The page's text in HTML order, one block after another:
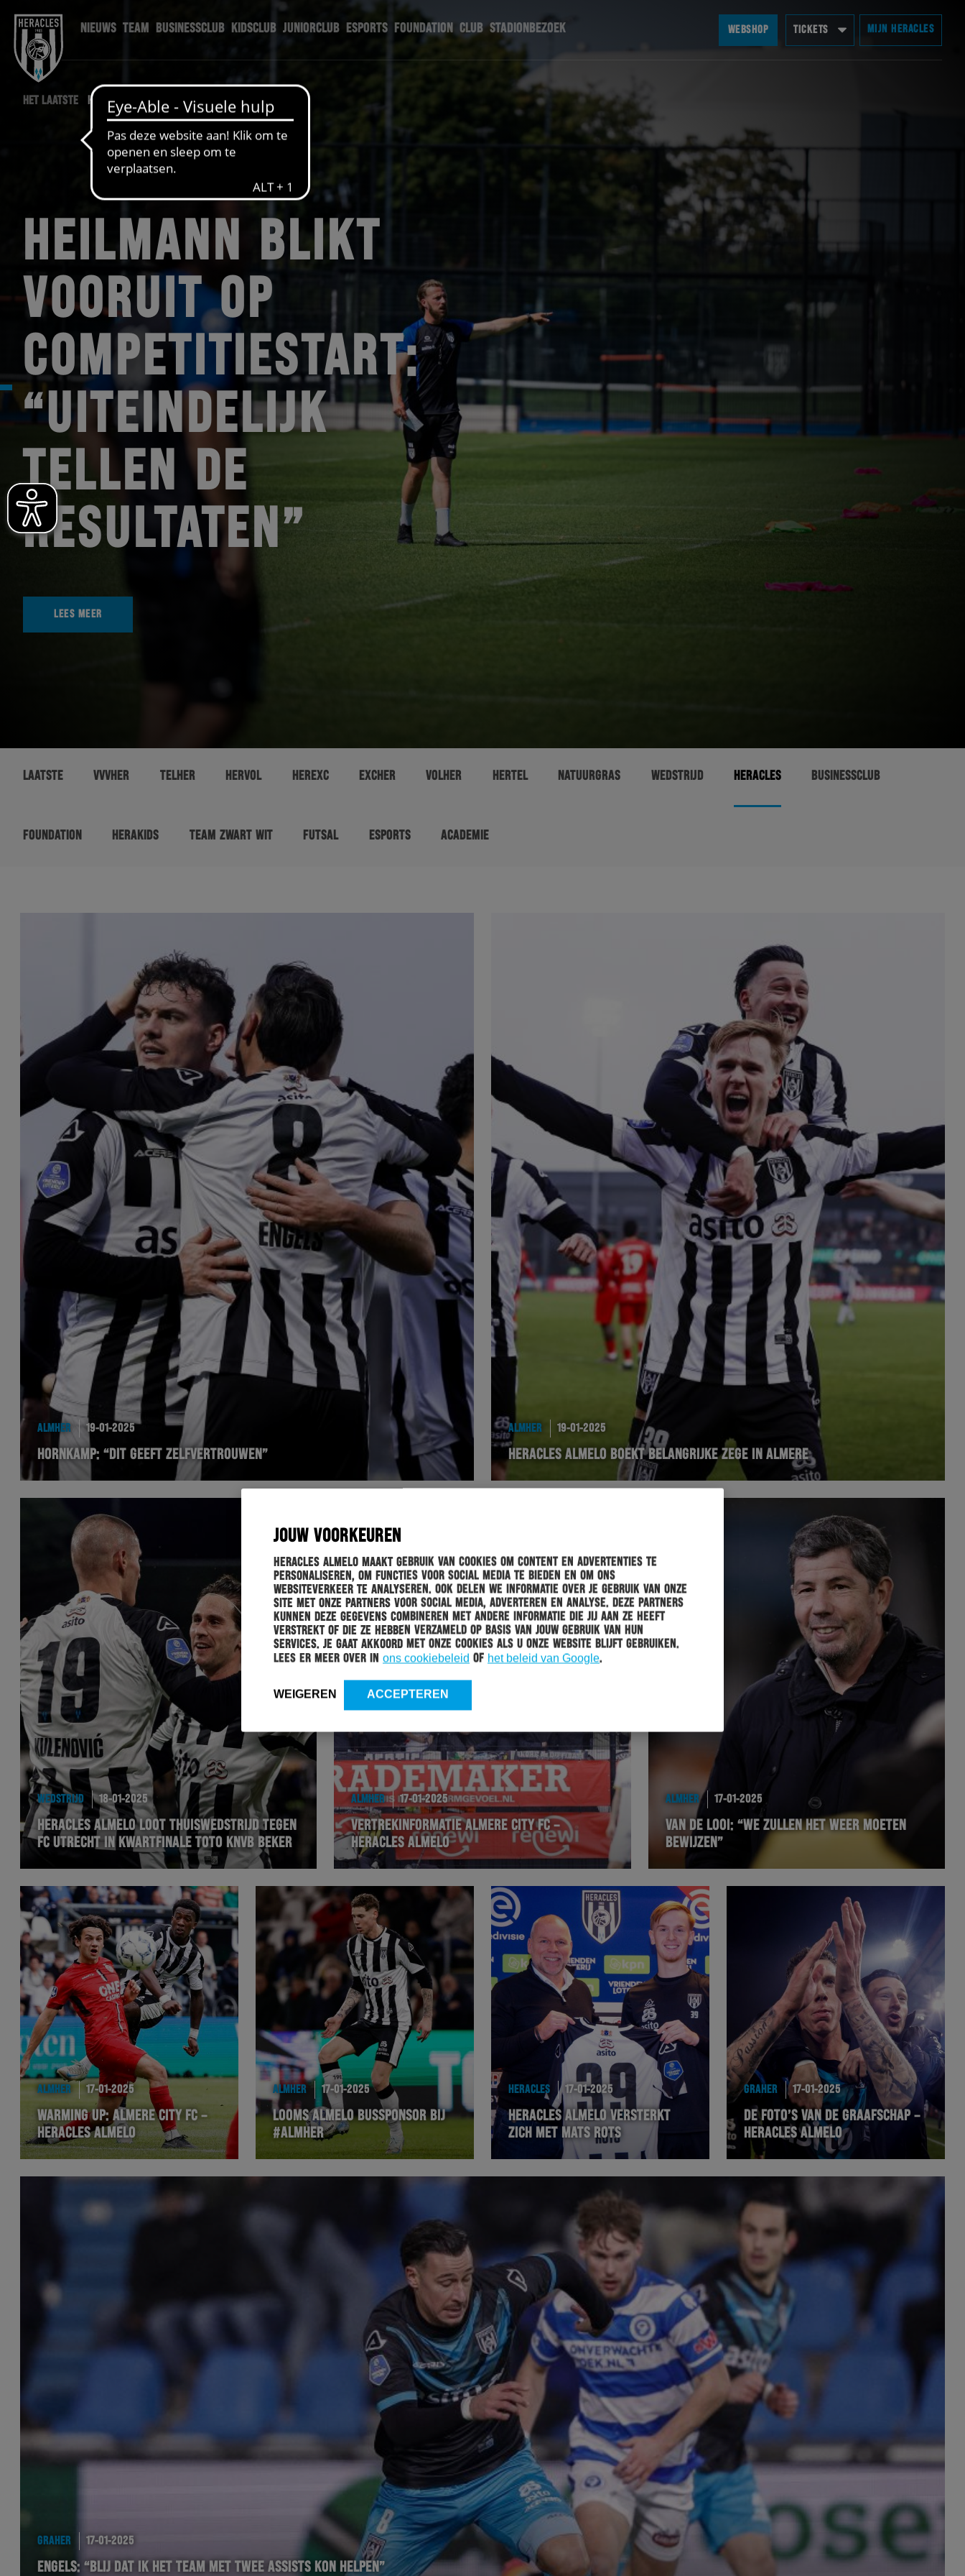
JOUW VOORKEUREN
Heracles Almelo maakt gebruik van cookies om content en advertenties te
personaliseren, om functies voor social media te bieden en om ons
websiteverkeer te analyseren. Ook delen we informatie over je gebruik van onze
site met onze partners voor social media, adverteren en analyse. Deze partners
kunnen deze gegevens combineren met andere informatie die jij aan ze heeft
verstrekt of die ze hebben verzameld op basis van jouw gebruik van hun
services. Je gaat akkoord met onze cookies als u onze website blijft gebruiken.
Lees er meer over in ons cookiebeleid of het beleid van Google.
WEIGEREN ACCEPTEREN
NIEUWS TEAM BUSINESSCLUB KIDSCLUB JUNIORCLUB ESPORTS FOUNDATION CLUB STADIONBEZOEK WEBSHOP TICKETS MIJN HERACLES
HET LAATSTE HERACLES NIEUWS
HEILMANN BLIKT
VOORUIT OP
COMPETITIESTART:
“UITEINDELIJK
TELLEN DE
RESULTATEN”
LEES MEER
LAATSTE VVVHER TELHER HERVOL HEREXC EXCHER VOLHER HERTEL NATUURGRAS WEDSTRIJD HERACLES BUSINESSCLUB
FOUNDATION HERAKIDS TEAM ZWART WIT FUTSAL ESPORTS ACADEMIE
ALMHER 19-01-2025
HORNKAMP: “DIT GEEFT ZELFVERTROUWEN”
ALMHER 19-01-2025
HERACLES ALMELO BOEKT BELANGRIJKE ZEGE IN ALMERE
WEDSTRIJD 18-01-2025
HERACLES ALMELO LOOT THUISWEDSTRIJD TEGEN
FC UTRECHT IN KWARTFINALE TOTO KNVB BEKER
ALMHER 17-01-2025
VERTREKINFORMATIE ALMERE CITY FC –
HERACLES ALMELO
ALMHER 17-01-2025
VAN DE LOOI: “WE ZULLEN HET WEER MOETEN
BEWIJZEN”
ALMHER 17-01-2025
WARMING UP: ALMERE CITY FC –
HERACLES ALMELO
ALMHER 17-01-2025
LOOMS ALMELO BUSSPONSOR BIJ
#ALMHER
HERACLES 17-01-2025
HERACLES ALMELO VERSTERKT
ZICH MET MATS ROTS
GRAHER 17-01-2025
DE FOTO’S VAN DE GRAAFSCHAP –
HERACLES ALMELO
GRAHER 17-01-2025
ENGELS: “BLIJ DAT IK HET TEAM MET TWEE ASSISTS KON HELPEN”